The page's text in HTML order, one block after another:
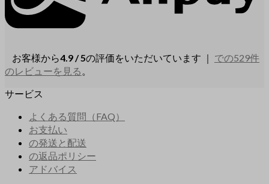
お客様から4.9 / 5の評価をいただいています ｜ での529件
のレビューを見る 。
サービス
よくある質問（FAQ）
お支払い
の発送と配送
の返品ポリシー
アドバイス